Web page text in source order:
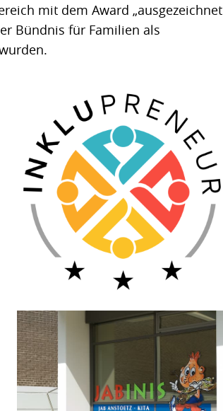
mit dem Award „ausgezeichnet
Bündnis für Familien als